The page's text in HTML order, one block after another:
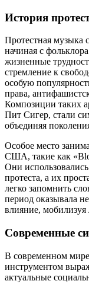
История
Протестная музыка
начиная с
жизненные
стремление к
особую
права,
Композиции таких
Пит Сигер, стали
объединяя
Особое место
США, такие как
Они
протеста, а их
легко запомнить
период оказывала
влияние, мобилизуя
Современные
В современном
инструментом
актуальные